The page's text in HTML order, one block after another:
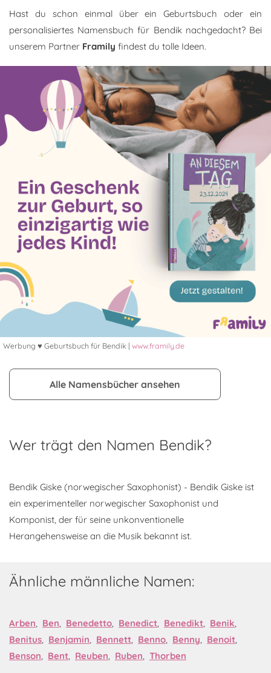
Hast du schon einmal über ein Geburtsbuch oder ein
personalisiertes Namensbuch für Bendik nachgedacht? Bei
unserem Partner Framily findest du tolle Ideen.
Werbung ♥ Geburtsbuch für Bendik | www.framily.de
Alle Namensbücher ansehen
Wer trägt den Namen Bendik?
Bendik Giske (norwegischer Saxophonist) - Bendik Giske ist
ein experimenteller norwegischer Saxophonist und
Komponist, der für seine unkonventionelle
Herangehensweise an die Musik bekannt ist.
Ähnliche männliche Namen:
Arben, Ben, Benedetto, Benedict, Benedikt, Benik,
Benitus, Benjamin, Bennett, Benno, Benny, Benoit,
Benson, Bent, Reuben, Ruben, Thorben